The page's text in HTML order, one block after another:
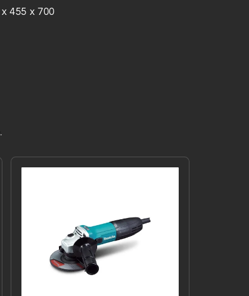
455 x 700